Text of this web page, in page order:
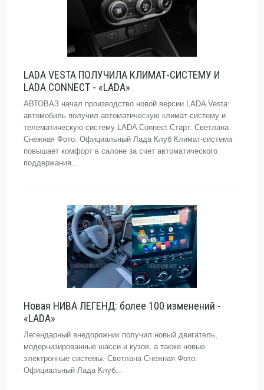
LADA VESTA ПОЛУЧИЛА КЛИМАТ-СИСТЕМУ И
LADA CONNECT - «LADA»
АВТОВАЗ начал производство новой версии LADA Vesta:
автомобиль получил автоматическую климат-систему и
телематическую систему LADA Connect Старт. Светлана
Снежная Фото: Официальный Лада Клуб Климат-система
повышает комфорт в салоне за счет автоматического
поддержания...
Новая НИВА ЛЕГЕНД: более 100 изменений -
«LADA»
Легендарный внедорожник получил новый двигатель,
модернизированные шасси и кузов, а также новые
электронные системы. Светлана Снежная Фото:
Официальный Лада Клуб...